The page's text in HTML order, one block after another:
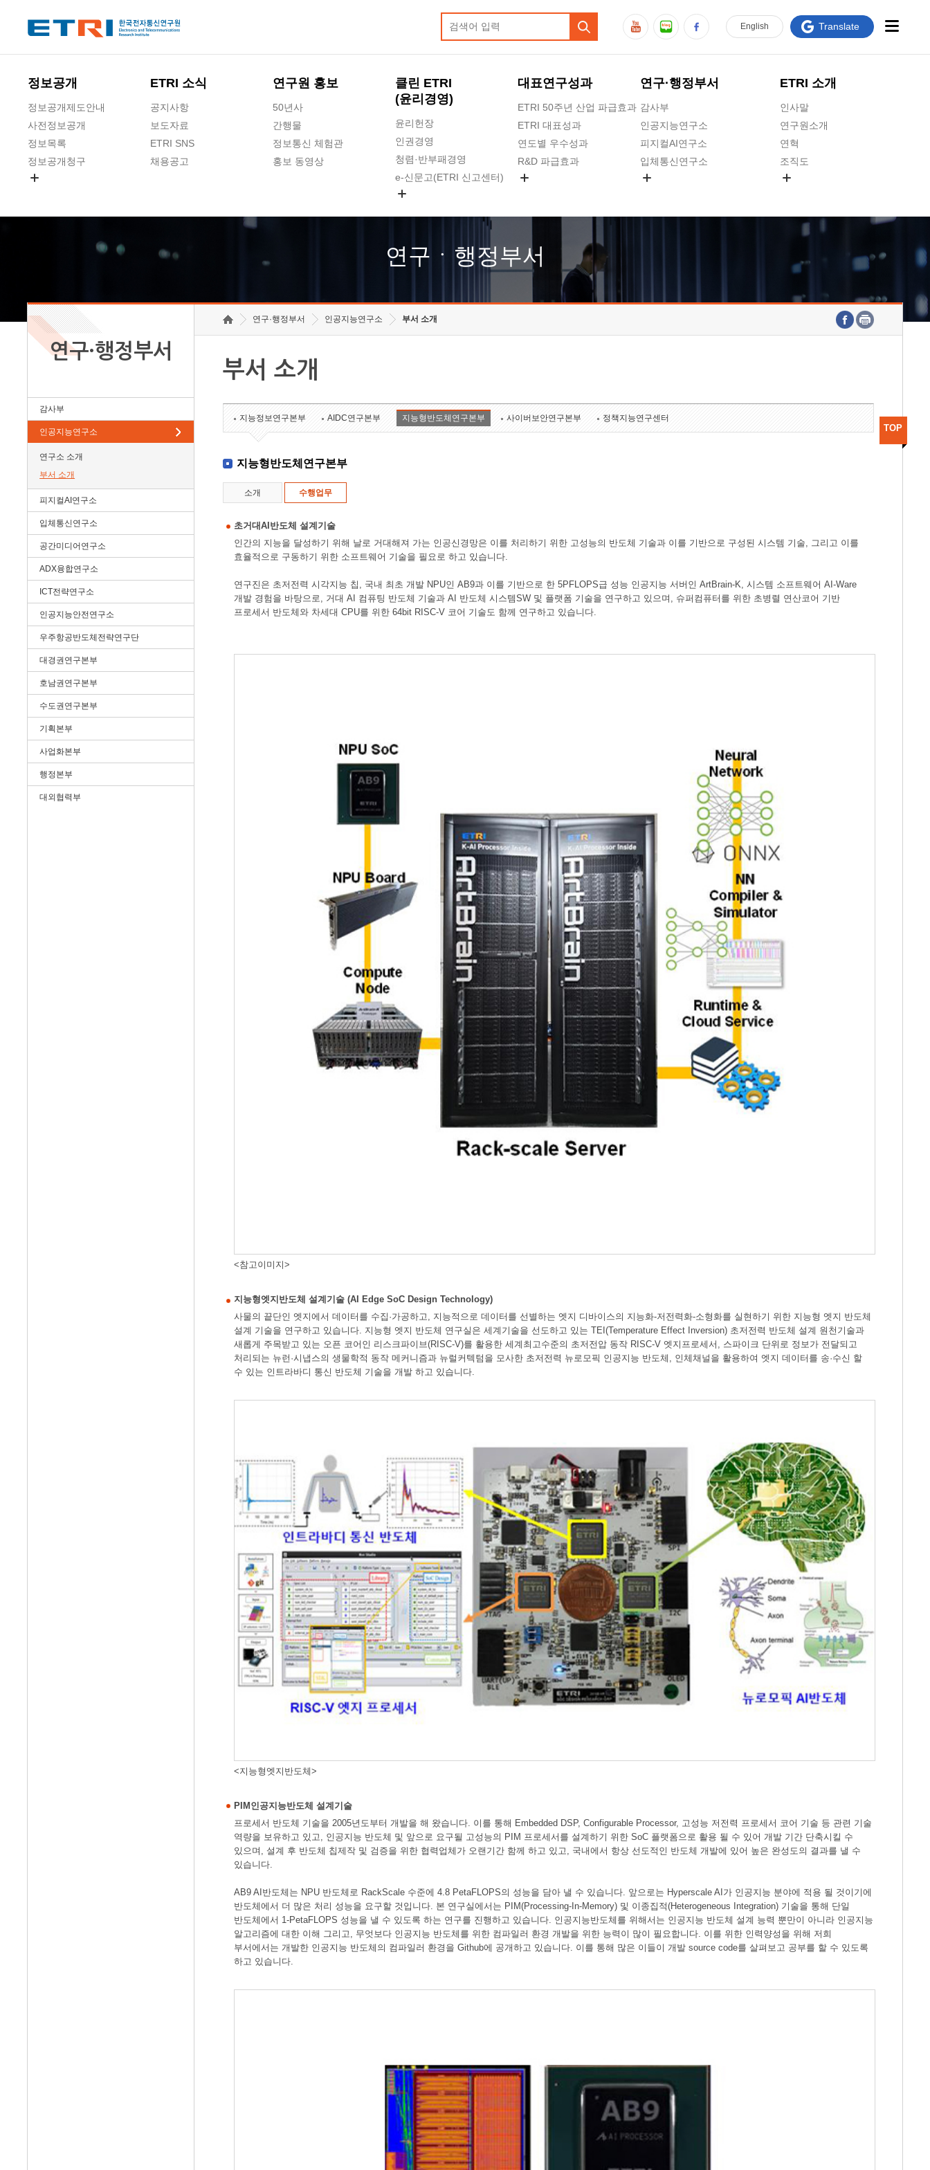
정보공개
정보공개제도안내
사전정보공개
정보목록
정보공개청구
ETRI 소식
공지사항
보도자료
ETRI SNS
채용공고
연구원 홍보
50년사
간행물
정보통신 체험관
홍보 동영상
클린 ETRI
(윤리경영)
윤리헌장
인권경영
청렴·반부패경영
e-신문고(ETRI 신고센터)
고객의소리
수의계약 현황
대표연구성과
ETRI 50주년 산업 파급효과
ETRI 대표성과
연도별 우수성과
R&D 파급효과
연구·행정부서
감사부
인공지능연구소
피지컬AI연구소
입체통신연구소
호남권연구본부
기획본부
ETRI 소개
인사말
연구원소개
연혁
조직도
연구원 고객헌장
주요업무연락처
English Translate
연구ㆍ행정부서
연구·행정부서
감사부
인공지능연구소
연구소 소개
부서 소개
피지컬AI연구소
입체통신연구소
공간미디어연구소
ADX융합연구소
ICT전략연구소
인공지능안전연구소
우주항공반도체전략연구단
대경권연구본부
호남권연구본부
수도권연구본부
기획본부
사업화본부
행정본부
대외협력부
연구·행정부서 인공지능연구소 부서 소개
부서 소개
지능정보연구본부 AIDC연구본부 지능형반도체연구본부 사이버보안연구본부 정책지능연구센터
지능형반도체연구본부
소개 수행업무
초거대AI반도체 설계기술
인간의 지능을 달성하기 위해 날로 거대해져 가는 인공신경망은 이를 처리하기 위한 고성능의 반도체 기술과 이를 기반으로 구성된 시스템 기술, 그리고 이를
효율적으로 구동하기 위한 소프트웨어 기술을 필요로 하고 있습니다.
연구진은 초저전력 시각지능 칩, 국내 최초 개발 NPU인 AB9과 이를 기반으로 한 5PFLOPS급 성능 인공지능 서버인 ArtBrain-K, 시스템 소프트웨어 AI-Ware
개발 경험을 바탕으로, 거대 AI 컴퓨팅 반도체 기술과 AI 반도체 시스템SW 및 플랫폼 기술을 연구하고 있으며, 슈퍼컴퓨터를 위한 초병렬 연산코어 기반
프로세서 반도체와 차세대 CPU를 위한 64bit RISC-V 코어 기술도 함께 연구하고 있습니다.
<참고이미지>
지능형엣지반도체 설계기술 (AI Edge SoC Design Technology)
사물의 끝단인 엣지에서 데이터를 수집·가공하고, 지능적으로 데이터를 선별하는 엣지 디바이스의 지능화-저전력화-소형화를 실현하기 위한 지능형 엣지 반도체
설계 기술을 연구하고 있습니다. 지능형 엣지 반도체 연구실은 세계기술을 선도하고 있는 TEI(Temperature Effect Inversion) 초저전력 반도체 설계 원천기술과
새롭게 주목받고 있는 오픈 코어인 리스크파이브(RISC-V)를 활용한 세계최고수준의 초저전압 동작 RISC-V 엣지프로세서, 스파이크 단위로 정보가 전달되고
처리되는 뉴런·시냅스의 생물학적 동작 메커니즘과 뉴럴커텍텀을 모사한 초저전력 뉴로모픽 인공지능 반도체, 인체채널을 활용하여 엣지 데이터를 송·수신 할
수 있는 인트라바디 통신 반도체 기술을 개발 하고 있습니다.
<지능형엣지반도체>
PIM인공지능반도체 설계기술
프로세서 반도체 기술을 2005년도부터 개발을 해 왔습니다. 이를 통해 Embedded DSP, Configurable Processor, 고성능 저전력 프로세서 코어 기술 등 관련 기술
역량을 보유하고 있고, 인공지능 반도체 및 앞으로 요구될 고성능의 PIM 프로세서를 설계하기 위한 SoC 플랫폼으로 활용 될 수 있어 개발 기간 단축시킬 수
있으며, 설계 후 반도체 칩제작 및 검증을 위한 협력업체가 오랜기간 함께 하고 있고, 국내에서 항상 선도적인 반도체 개발에 있어 높은 완성도의 결과를 낼 수
있습니다.
AB9 AI반도체는 NPU 반도체로 RackScale 수준에 4.8 PetaFLOPS의 성능을 담아 낼 수 있습니다. 앞으로는 Hyperscale AI가 인공지능 분야에 적용 될 것이기에
반도체에서 더 많은 처리 성능을 요구할 것입니다. 본 연구실에서는 PIM(Processing-In-Memory) 및 이종집적(Heterogeneous Integration) 기술을 통해 단일
반도체에서 1-PetaFLOPS 성능을 낼 수 있도록 하는 연구를 진행하고 있습니다. 인공지능반도체를 위해서는 인공지능 반도체 설계 능력 뿐만이 아니라 인공지능
알고리즘에 대한 이해 그리고, 무엇보다 인공지능 반도체를 위한 컴파일러 환경 개발을 위한 능력이 많이 필요합니다. 이를 위한 인력양성을 위해 저희
부서에서는 개발한 인공지능 반도체의 컴파일러 환경을 Github에 공개하고 있습니다. 이를 통해 많은 이들이 개발 source code를 살펴보고 공부를 할 수 있도록
하고 있습니다.
TOP